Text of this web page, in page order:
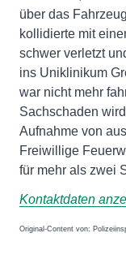
über das
kollidierte mit
schwer verletzt
ins Uniklinikum
war nicht mehr
Sachschaden
Aufnahme von
Freiwillige
für mehr als zwei
Kontaktdaten
Original-Content von: